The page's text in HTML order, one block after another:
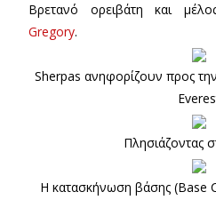
Βρετανό ορειβάτη και
Gregory.
Sherpas ανηφορίζουν προς
Πλησιάζοντας
Η κατασκήνωση βάσης (Base